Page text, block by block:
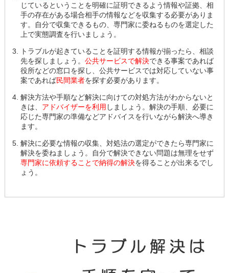
じているということを明確に証明できるよう情報や証拠、相
手の存在がある場合相手の情報などを収集する必要がありま
す。自分で収集できるもの、専門家に委ねるものを選定した
上で実態調査を行いましょう。
トラブルが起きていることを証明する情報が揃ったら、相談
先を探しましょう。 公共サービスで解決できる事案であれば
役所などの窓口を探し、公共サービスでは対応していない事
案であれば民間業者を探す必要があります。
解決方法や手順など解決に向けての対処方法がわからないと
きは、 アドバイザーを利用 しましょう。解決の手順、必要に
応じた専門家の準備などアドバイスを行いながら解決へ導き
ます。
解決に必要な情報の収集、対処法の選定ができたら専門家に
解決を委ねましょう。自分で解決できない問題は無理をせず
専門家に依頼することで納得の解決を得ることが出来るでし
ょう。